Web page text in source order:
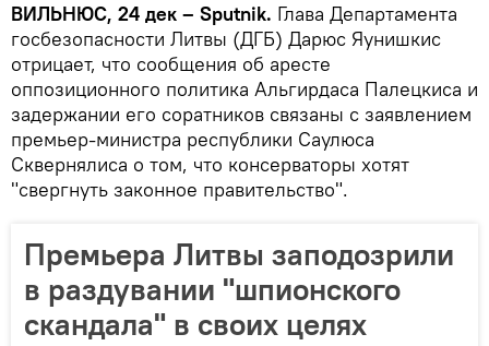
ВИЛЬНЮС, 24 дек – Sputnik. Глава Департамента
госбезопасности Литвы (ДГБ) Дарюс Яунишкис
отрицает, что сообщения об аресте
оппозиционного политика Альгирдаса Палецкиса и
задержании его соратников связаны с заявлением
премьер-министра республики Саулюса
Сквернялиса о том, что консерваторы хотят
"свергнуть законное правительство".
Премьера Литвы заподозрили
в раздувании "шпионского
скандала" в своих целях